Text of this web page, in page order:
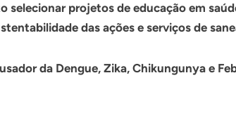
projetos de educação em
das ações e serviços de
da Dengue, Zika, Chikungunya e